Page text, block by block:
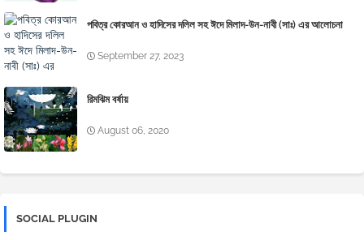
পবিত্র কোরআন ও হাদিসের দলিল সহ ঈদে মিলাদ-উন-নাবী (সাঃ) এর আলোচনা
September 27, 2023
রিমঝিম বর্ষায়
August 06, 2020
SOCIAL PLUGIN